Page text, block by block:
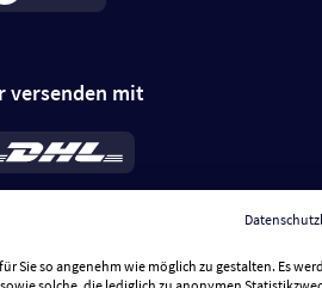
versenden mit
6,95 €; bei Kühlware zzgl. 0,99 €
insgesamt 7,94 €. Lieferzeit3-
Sie so angenehm wie möglich zu gestalten. Es